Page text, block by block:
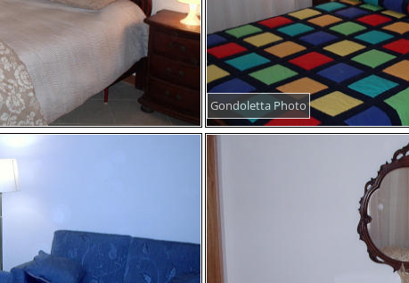
Gondoletta Photo